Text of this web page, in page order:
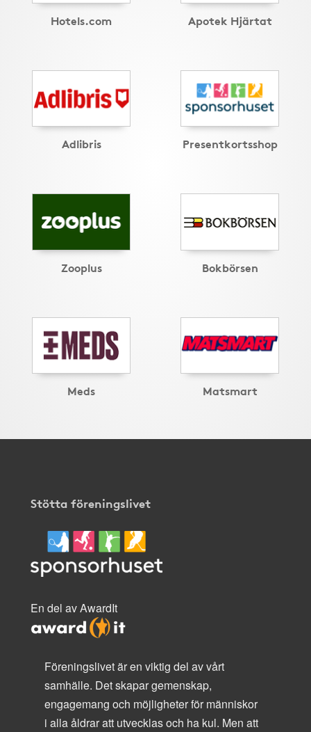
Hotels.com Apotek Hjärtat
Adlibris Presentkortsshop
Zooplus Bokbörsen
Meds Matsmart
Stötta föreningslivet
En del av AwardIt
Föreningslivet är en viktig del av vårt
samhälle. Det skapar gemenskap,
engagemang och möjligheter för människor
i alla åldrar att utvecklas och ha kul. Men att